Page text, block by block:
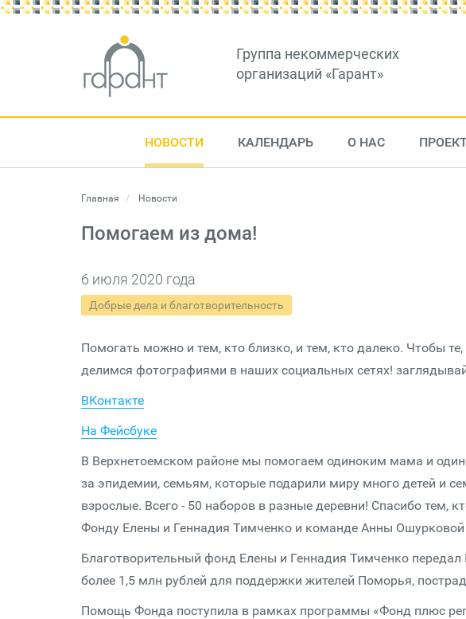
Группа некоммерческих
организаций «Гарант»
НОВОСТИ КАЛЕНДАРЬ О НАС
Главная Новости
Помогаем из дома!
6 июля 2020 года
Добрые дела и благотворительность
Помогать можно и тем, кто близко, и тем, кто далеко. Чтобы
делимся фотографиями в наших социальных сетях!
ВКонтакте
На Фейсбуке
В Верхнетоемском районе мы помогаем одиноким мама и
за эпидемии, семьям, которые подарили миру много детей и
взрослые. Всего - 50 наборов в разные деревни! Спасибо тем,
Фонду Елены и Геннадия Тимченко и команде Анны Ошурковой
Благотворительный фонд Елены и Геннадия Тимченко передал
более 1,5 млн рублей для поддержки жителей Поморья,
Помощь Фонда поступила в рамках программы «Фонд плюс